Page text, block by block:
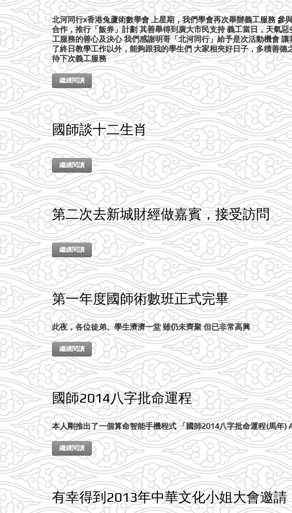
北河同行x香港兔蘆術數學會 上星期，我們學會再次舉辦義工服務
合作，推行「飯券」計劃 其善舉得到廣大市民支持 義工當日，天氣
工服務的善心及決心 我們感謝明哥「北河同行」給予是次活動機會
了終日教學工作以外，能夠跟我的學生們 大家相夾好日子，多積善
待下次義工服務
繼續閱讀
國師談十二生肖
繼續閱讀
第二次去新城財經做嘉賓，接受訪問
繼續閱讀
第一年度國師術數班正式完畢
此夜，各位徒弟、學生濟濟一堂 雖仍未齊聚 但已非常高興
繼續閱讀
國師2014八字批命運程
本人剛推出了一個算命智能手機程式 「國師2014八字批命運程(馬年)
繼續閱讀
有幸得到2013年中華文化小姐大會邀請